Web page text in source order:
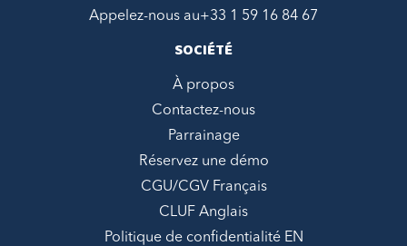
Appelez-nous au+33 1 59 16 84 67
SOCIÉTÉ
À propos
Contactez-nous
Parrainage
Réservez une démo
CGU/CGV Français
CLUF Anglais
Politique de confidentialité EN